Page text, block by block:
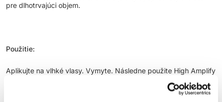
pre dlhotrvajúci objem.
Použitie:
Aplikujte na vlhké vlasy. Vymyte. Následne použite High Amplify
kondicionér. V prípade kontaktu s očami ich okamžite vymyte.